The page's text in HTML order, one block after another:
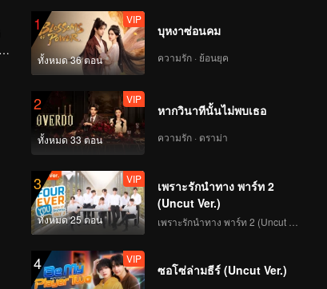
253
255
VIP VIP
257
VIP VIP
259
261
VIP
262
263
VIP
264
VIP
1
ทั้งหมด 36 ตอน
VIP
บุหงาซ่อนคม
ความรัก · ย้อนยุค
2
ทั้งหมด 33 ตอน
VIP
หากวินาทีนั้นไม่พบเธอ
ความรัก · ดราม่า
3
ทั้งหมด 25 ตอน
VIP
เพราะรักนำทาง พาร์ท 2
(Uncut Ver.)
4 VIP
ซอโซ่ล่ามธีร์ (Uncut Ver.)